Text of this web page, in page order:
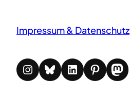
Impressum & Datenschutz
Instagram Bluesky LinkedIn Pinterest Mastodon